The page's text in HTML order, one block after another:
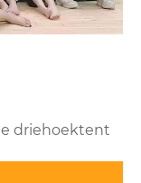
driehoektent